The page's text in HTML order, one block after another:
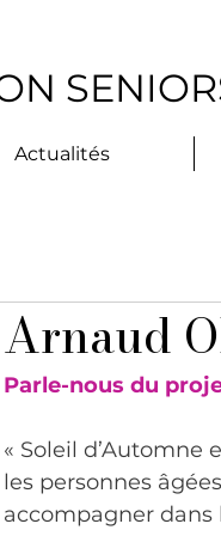
Actualités
Arnaud
Parle-nous du
« Soleil d’Automne
les personnes
accompagner dans